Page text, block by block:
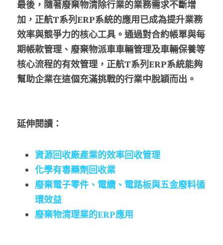
最後，隨著廢棄物清除行業的業務需求不斷增
加，正航T系列ERP系統的應用已成為提升業務
效率與競爭力的核心工具。通過對合約帳單與每
期帳款管理、廢棄物派車車輛管理及車輛保養等
核心流程的有效管理，正航T系列ERP系統能夠
幫助企業在這個充滿挑戰的行業中脫穎而出。
延伸閱讀：
資源回收廠產業的效率回收管理
化學有毒藥劑回收業
廢棄電子零件、電纜、電路板與五金廢料循
環效益
廢棄物清理業的ERP應用